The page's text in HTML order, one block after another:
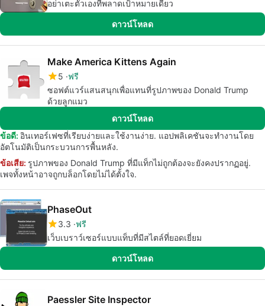
อย่าเตะตัวเองที่พลาดเป้าหมายเดียว
ดาวน์โหลด
Make America Kittens Again
5 ฟรี
ซอฟต์แวร์แสนสนุกเพื่อแทนที่รูปภาพของ Donald Trump
ด้วยลูกแมว
ดาวน์โหลด
ข้อดี: อินเทอร์เฟซที่เรียบง่ายและใช้งานง่าย. แอปพลิเคชันจะทำงานโดย
อัตโนมัติเป็นกระบวนการพื้นหลัง.
ข้อเสีย: รูปภาพของ Donald Trump ที่มีแท็กไม่ถูกต้องจะยังคงปรากฏอยู่.
เพจทั้งหน้าอาจถูกบล็อกโดยไม่ได้ตั้งใจ.
PhaseOut
3.3 ฟรี
เว็บเบราว์เซอร์แบบแท็บที่มีสไตล์ที่ยอดเยี่ยม
ดาวน์โหลด
Paessler Site Inspector